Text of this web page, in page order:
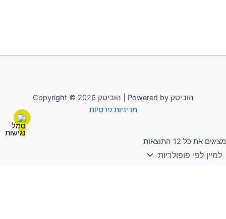
מציגים את כל ⁦12⁩ התוצאות
Copyright © 2026 הוביטק | Powered by הוביטק
מדיניות פרטיות